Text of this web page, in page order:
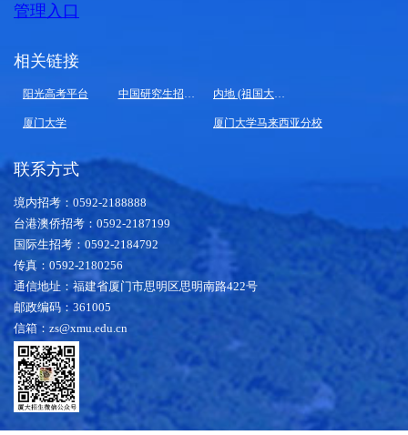
管理入口
相关链接
阳光高考平台 中国研究生招生信息网 内地 (祖国大陆) 高校面向港澳台招生信息网
厦门大学 厦门大学马来西亚分校
联系方式
境内招考：0592-2188888
台港澳侨招考：0592-2187199
国际生招考：0592-2184792
传真：0592-2180256
通信地址：福建省厦门市思明区思明南路422号
邮政编码：361005
信箱：zs@xmu.edu.cn